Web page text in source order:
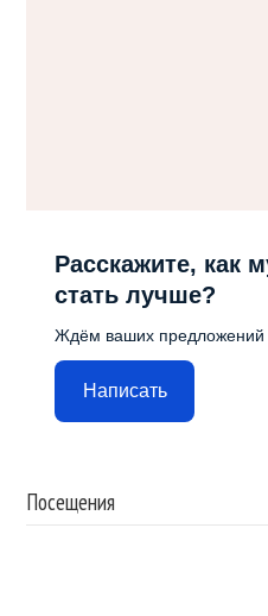
Расскажите, как
стать лучше?
Ждём ваших предложений
Написать
Посещения